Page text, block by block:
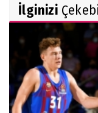
İlginizi